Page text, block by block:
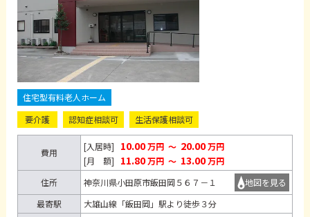
住宅型有料老人ホーム
要介護
認知症相談可 生活保護相談可
費用
[入居時] 10.00万円 ～ 20.00万円
[月 額]
11.80万円 ～ 13.00万円
住所
神奈川県小田原市飯田岡５６７－１
地図を見る
最寄駅
大雄山線「飯田岡」駅より徒歩３分